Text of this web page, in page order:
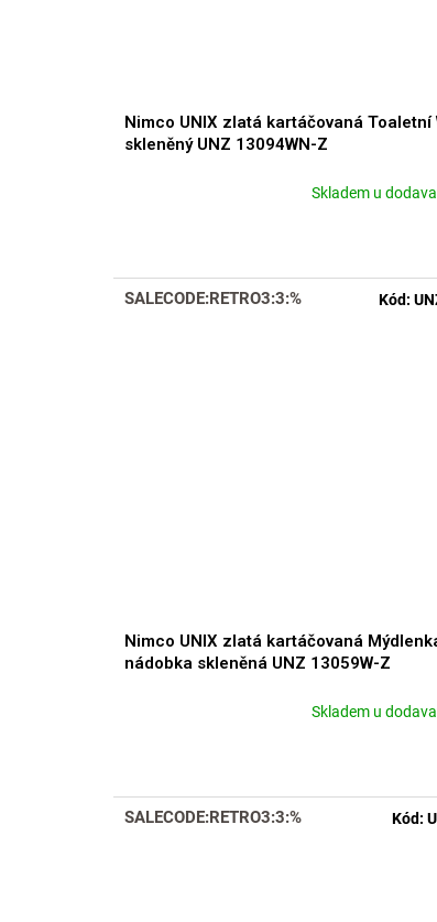
Nimco UNIX zlatá kartáčovaná Toaletní
skleněný UNZ 13094WN-Z
Skladem u
SALECODE:RETRO3:3:%
Nimco UNIX zlatá kartáčovaná
nádobka skleněná UNZ 13059W-Z
Skladem u
Kód:
SALECODE:RETRO3:3:% Kód: